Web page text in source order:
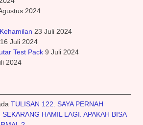
2024
23 Juli 2024
16 Juli 2024
Test Pack 9 Juli 2024
2024
TULISAN 122. SAYA PERNAH
HAMIL LAGI. APAKAH BISA